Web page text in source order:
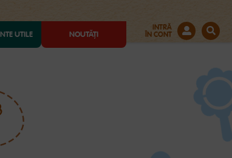
UTILE NOUTĂȚI
INTRĂ
ÎN CONT